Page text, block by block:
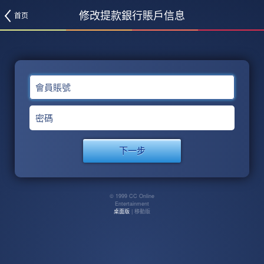
首页 修改提款銀行賬戶信息
會員賬號
密碼
© 1999 CC Online
Entertainment
桌面版 | 移動版